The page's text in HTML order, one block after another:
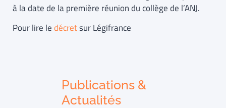
à la date de la première réunion du collège de l’ANJ.
Pour lire ledécretsur Légifrance
Publications &
Actualités